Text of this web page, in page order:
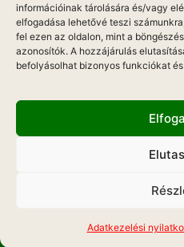
információinak tárolására és/vagy
elfogadása lehetővé teszi
fel ezen az oldalon, mint a
azonosítók. A hozzájárulás
befolyásolhat bizonyos funkciókat
Adatkezelési
ETIKAI
MÉDIA
ADATKEZELÉSI
Hadd
Weboldal